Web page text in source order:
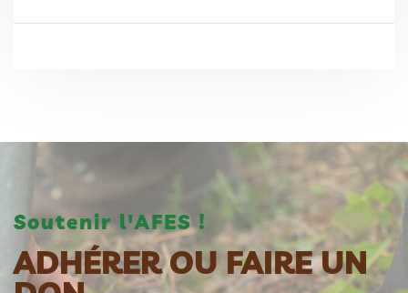
Soutenir l'AFES !
ADHÉRER OU FAIRE UN